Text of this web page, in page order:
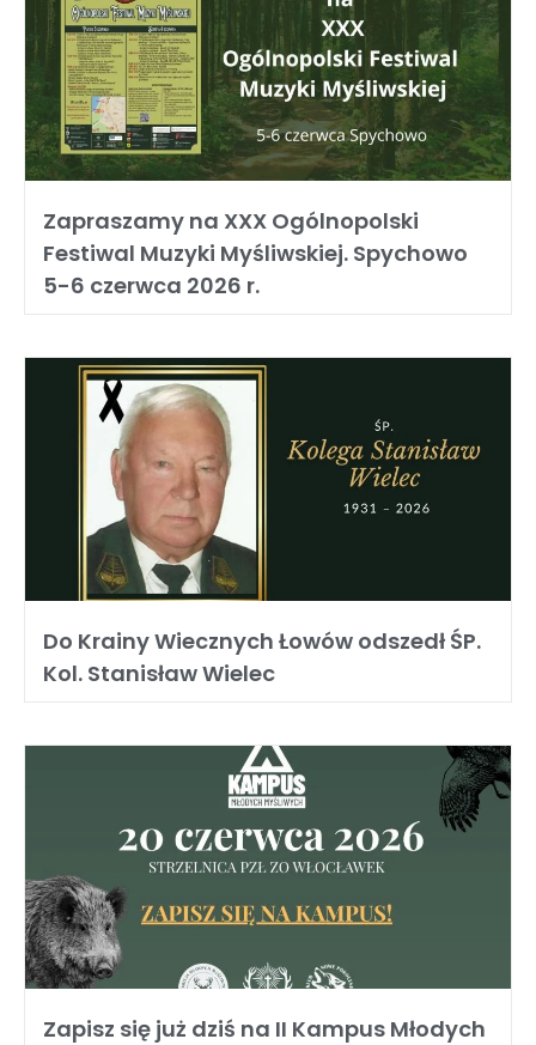
Zapraszamy na XXX Ogólnopolski
Festiwal Muzyki Myśliwskiej. Spychowo
5-6 czerwca 2026 r.
Do Krainy Wiecznych Łowów odszedł ŚP.
Kol. Stanisław Wielec
Zapisz się już dziś na II Kampus Młodych